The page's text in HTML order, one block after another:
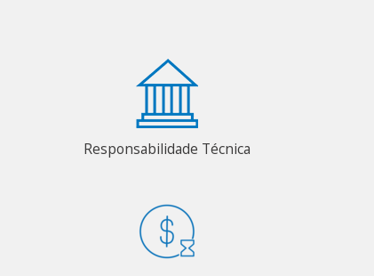
Responsabilidade Técnica